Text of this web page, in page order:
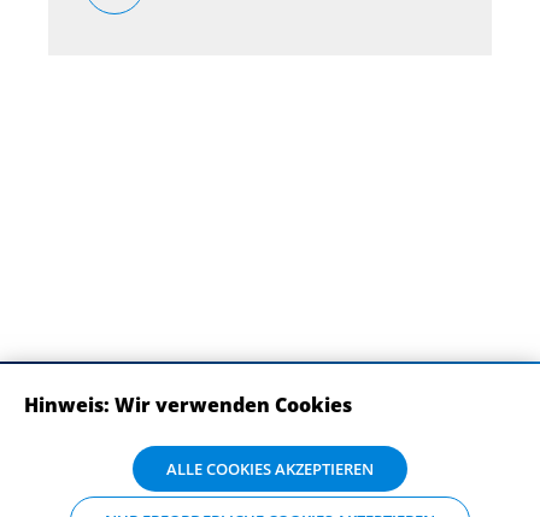
Hinweis: Wir verwenden Cookies
ALLE COOKIES AKZEPTIEREN
Wir verwenden Cookies auf dieser Website. Bitte stimmen Sie mit Klick
auf „Alle Cookies akzeptieren“ der Verarbeitung und Weitergabe Ihrer
Daten an Drittanbieter zu, damit wir Ihnen die bestmögliche